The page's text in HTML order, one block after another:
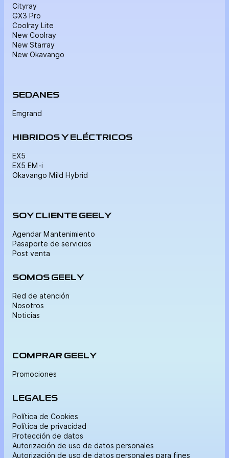
Cityray
GX3 Pro
Coolray Lite
New Coolray
New Starray
New Okavango
SEDANES
Emgrand
HIBRIDOS Y ELÉCTRICOS
EX5
EX5 EM-i
Okavango Mild Hybrid
SOY CLIENTE GEELY
Agendar Mantenimiento
Pasaporte de servicios
Post venta
SOMOS GEELY
Red de atención
Nosotros
Noticias
COMPRAR GEELY
Promociones
LEGALES
Política de Cookies
Política de privacidad
Protección de datos
Autorización de uso de datos personales
Autorización de uso de datos personales para fines